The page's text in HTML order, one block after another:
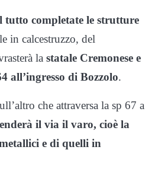
tutto completate le strutture
in calcestruzzo, del
la statale Cremonese e
all’ingresso di Bozzolo.
che attraversa la sp 67 a
il via il varo, cioè la
e di quelli in